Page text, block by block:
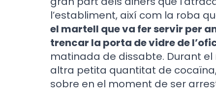
l’establiment, així com la roba
el martell que va fer servir per
trencar la porta de vidre de
matinada de dissabte. Durant el
altra petita quantitat de
sobre en el moment de ser